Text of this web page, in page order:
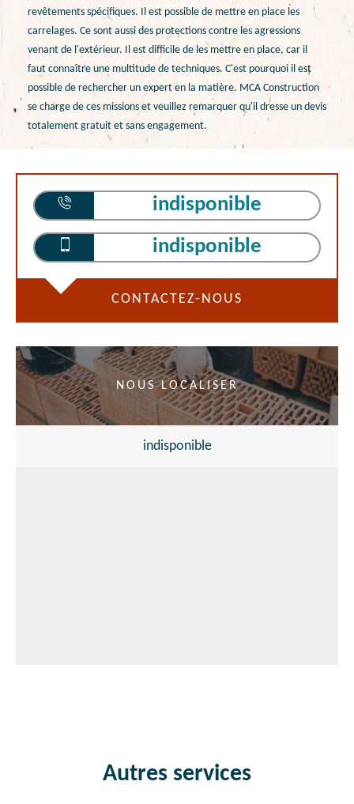
revêtements spécifiques. Il est possible de mettre en place les
carrelages. Ce sont aussi des protections contre les agressions
venant de l'extérieur. Il est difficile de les mettre en place, car il
faut connaître une multitude de techniques. C'est pourquoi il est
possible de rechercher un expert en la matière. MCA Construction
se charge de ces missions et veuillez remarquer qu'il dresse un devis
totalement gratuit et sans engagement.
indisponible
indisponible
CONTACTEZ-NOUS
NOUS LOCALISER
indisponible
Autres services